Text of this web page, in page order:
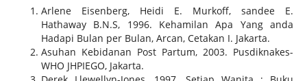
Arlene Eisenberg, Heidi E. Murkoff, sandee E.
Hathaway B.N.S, 1996. Kehamilan Apa Yang anda
Hadapi Bulan per Bulan, Arcan, Cetakan I. Jakarta.
Asuhan Kebidanan Post Partum, 2003. Pusdiknakes-
WHO JHPIEGO, Jakarta.